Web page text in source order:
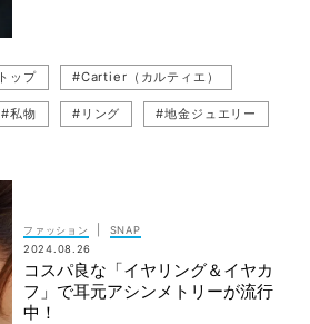
グ
（ミキモト）
ー） #ネックレス
#フープピアス
（シャネル）
ップ #Cartier（カルティエ）
#私物 #リング #地金ジュエリー
ス
クコーデ #浅見れいな
ファッション
SNAP
2024.08.26
コスパ良な「イヤリング＆イヤカ
フ」で耳元アシンメトリーが流行
中！